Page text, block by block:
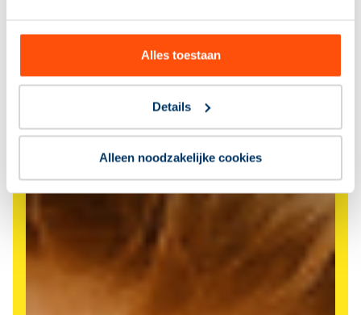
Alles toestaan
Details
Alleen noodzakelijke cookies